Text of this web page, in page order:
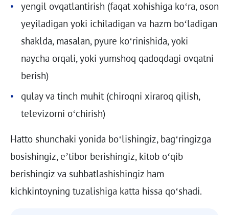
yengil ovqatlantirish (faqat xohishiga ko‘ra, oson
yeyiladigan yoki ichiladigan va hazm bo‘ladigan
shaklda, masalan, pyure ko‘rinishida, yoki
naycha orqali, yoki yumshoq qadoqdagi ovqatni
berish)
qulay va tinch muhit (chiroqni xiraroq qilish,
televizorni o‘chirish)
Hatto shunchaki yonida bo‘lishingiz, bag‘ringizga
bosishingiz, e’tibor berishingiz, kitob o‘qib
berishingiz va suhbatlashishingiz ham
kichkintoyning tuzalishiga katta hissa qo‘shadi.